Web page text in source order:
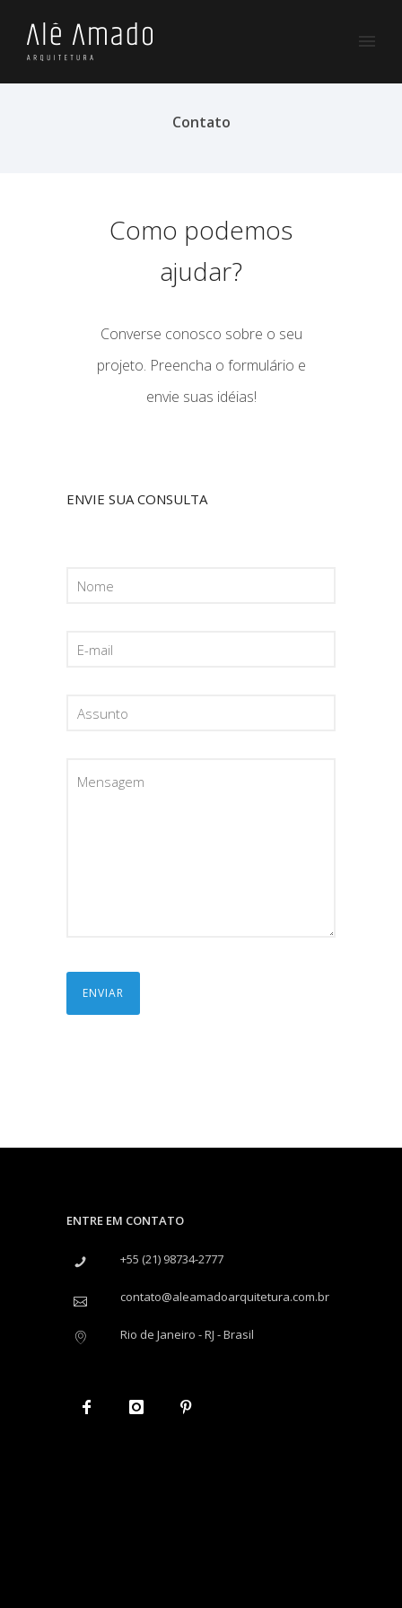
Contato
Como podemos
ajudar?
Converse conosco sobre o seu
projeto. Preencha o formulário e
envie suas idéias!
ENVIE SUA CONSULTA
ENTRE EM CONTATO
+55 (21) 98734-2777
contato@aleamadoarquitetura.com.br
Rio de Janeiro - RJ - Brasil